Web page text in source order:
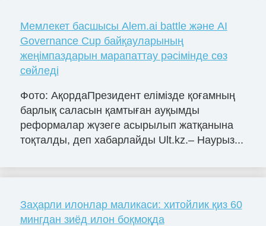
Мемлекет басшысы Alem.ai battle және AI
Governance Cup байқауларының
жеңімпаздарын марапаттау рәсімінде сөз
сөйледі
Фото: АқордаПрезидент елімізде қоғамның
барлық саласын қамтыған ауқымды
реформалар жүзеге асырылып жатқанына
тоқталды, деп хабарлайды Ult.kz.– Наурыз...
Заҳарли илонлар маликаси: хитойлик қиз 60
мингдан зиёд илон боқмоқда